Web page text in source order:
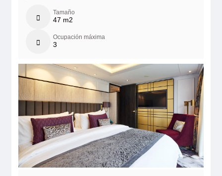
Tamaño
47 m2
Ocupación máxima
3